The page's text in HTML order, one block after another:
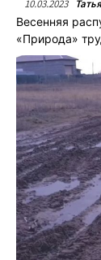
10.03.2023
Весенняя
«Природа»